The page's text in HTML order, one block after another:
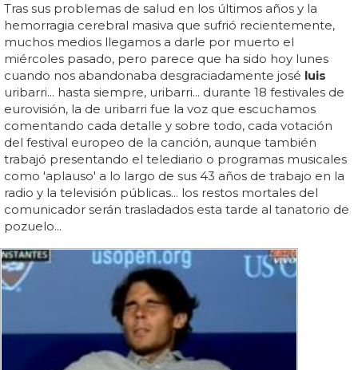
Tras sus problemas de salud en los últimos años y la
hemorragia cerebral masiva que sufrió recientemente,
muchos medios llegamos a darle por muerto el
miércoles pasado, pero parece que ha sido hoy lunes
cuando nos abandonaba desgraciadamente josé luis
uribarri... hasta siempre, uribarri... durante 18 festivales de
eurovisión, la de uribarri fue la voz que escuchamos
comentando cada detalle y sobre todo, cada votación
del festival europeo de la canción, aunque también
trabajó presentando el telediario o programas musicales
como 'aplauso' a lo largo de sus 43 años de trabajo en la
radio y la televisión públicas... los restos mortales del
comunicador serán trasladados esta tarde al tanatorio de
pozuelo...